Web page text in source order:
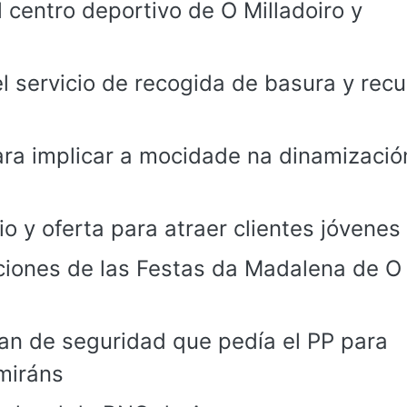
deportivo de O Milladoiro y
servicio de recogida de basura y
implicar a mocidade na
y oferta para atraer clientes jóvenes
de las Festas da Madalena de O
de seguridad que pedía el PP para